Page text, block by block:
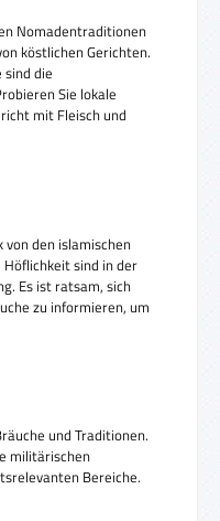
Nomadentraditionen
köstlichen Gerichten.
sind die
Sie lokale
mit Fleisch und
den islamischen
sind in der
Es ist ratsam, sich
zu informieren, um
und Traditionen.
militärischen
Bereiche.